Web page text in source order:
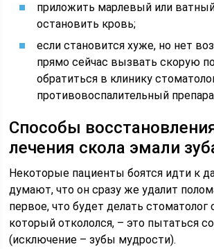
приложить марлевый или
остановить кровь;
если становится хуже, но нет
прямо сейчас вызвать скорую
обратиться в клинику
противовоспалительный
Способы
лечения скола эмали
Некоторые пациенты боятся идти к
думают, что он сразу же удалит
первое, что будет делать стоматолог
который откололся, – это пытаться
(исключение – зубы мудрости).